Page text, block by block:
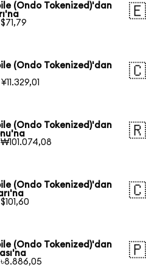
(Ondo Tokenized)'dan
(Ondo Tokenized)'dan
(Ondo Tokenized)'dan
(Ondo Tokenized)'dan
(Ondo Tokenized)'dan